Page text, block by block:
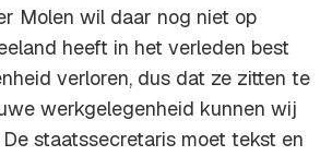
Molen wil daar nog niet op
heeft in het verleden best
verloren, dus dat ze zitten te
werkgelegenheid kunnen wij
staatssecretaris moet tekst en